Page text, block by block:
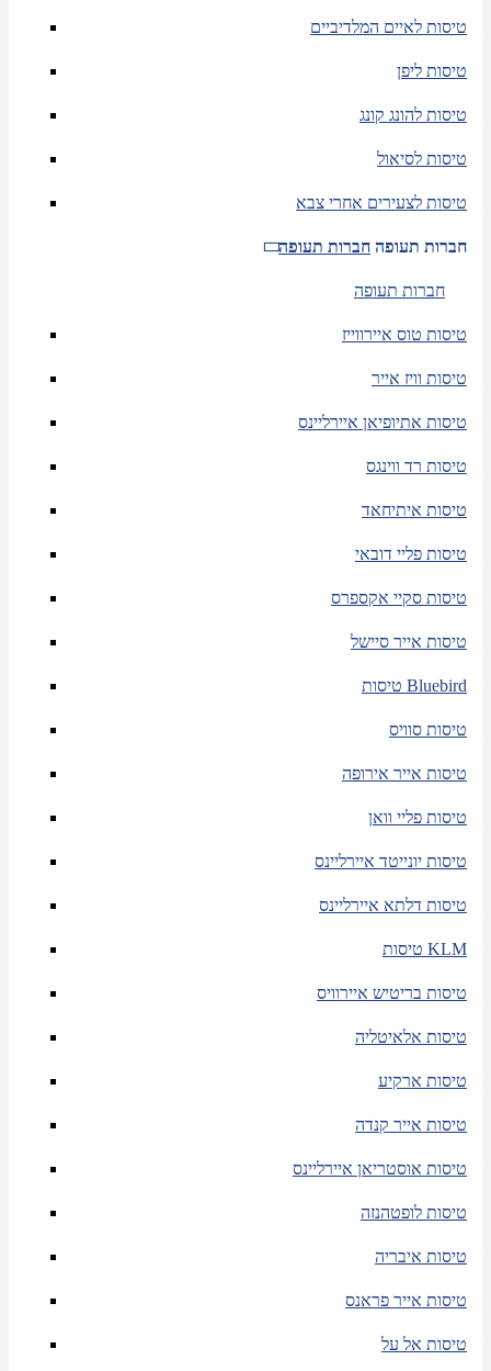
טיסות לאיים המלדיביים
טיסות ליפן
טיסות להונג קונג
טיסות לסיאול
טיסות לצעירים אחרי צבא
חברות תעופה חברות תעופה
חברות תעופה
טיסות טוס איירווייז
טיסות וויז אייר
טיסות אתיופיאן איירליינס
טיסות רד ווינגס
טיסות איתיחאד
טיסות פליי דובאי
טיסות סקיי אקספרס
טיסות אייר סיישל
טיסות Bluebird
טיסות סוויס
טיסות אייר אירופה
טיסות פליי וואן
טיסות יונייטד איירליינס
טיסות דלתא איירליינס
טיסות KLM
טיסות בריטיש איירוויס
טיסות אלאיטליה
טיסות ארקיע
טיסות אייר קנדה
טיסות אוסטריאן איירליינס
טיסות לופטהנזה
טיסות איבריה
טיסות אייר פראנס
טיסות אל על